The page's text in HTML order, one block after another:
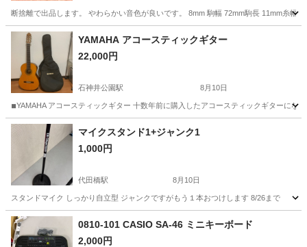
断捨離で出品します。 やわらかい音色が良いです。 8mm 駒幅 72mm駒長 11mm糸幅
東京 杉並区
YAMAHA アコースティックギター
22,000円
石神井公園駅 8月10日
◾︎YAMAHA アコースティックギター 十数年前に購入したアコースティックギターに
東京 練馬区 石神井公園駅 弦楽器、ギター
マイクスタンド1+ジャンク1
1,000円
代田橋駅 8月10日
スタンドマイク しっかり自立型 ジャンクですがもう１本おつけします 8/26まで
東京 世田谷区 0810-101 CASIO SA-46 ミニキーボード
2,000円